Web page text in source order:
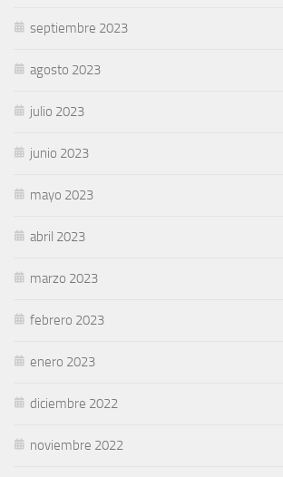
septiembre 2023
agosto 2023
julio 2023
junio 2023
mayo 2023
abril 2023
marzo 2023
febrero 2023
enero 2023
diciembre 2022
noviembre 2022